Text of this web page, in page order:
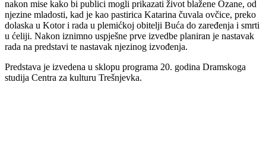
nakon mise kako bi publici mogli prikazati život blažene Ozane, od
njezine mladosti, kad je kao pastirica Katarina čuvala ovčice, preko
dolaska u Kotor i rada u plemićkoj obitelji Buća do zaređenja i smrti
u ćeliji. Nakon iznimno uspješne prve izvedbe planiran je nastavak
rada na predstavi te nastavak njezinog izvođenja.
Predstava je izvedena u sklopu programa 20. godina Dramskoga
studija Centra za kulturu Trešnjevka.